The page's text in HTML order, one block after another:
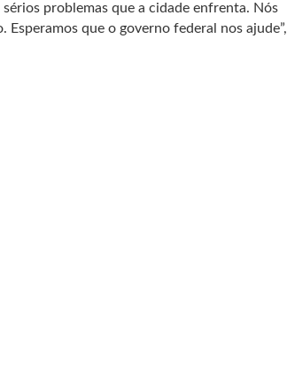
problemas que a cidade enfrenta. Nós
que o governo federal nos ajude”,